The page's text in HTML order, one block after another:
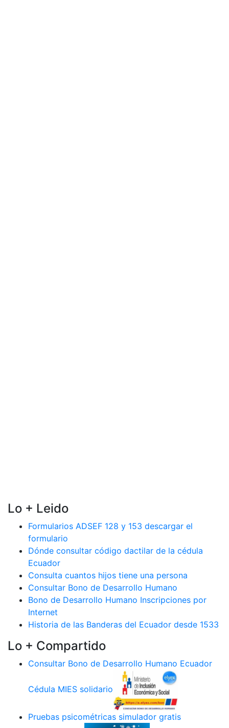
Lo + Leido
Formularios ADSEF 128 y 153 descargar el
formulario
Dónde consultar código dactilar de la cédula
Ecuador
Consulta cuantos hijos tiene una persona
Consultar Bono de Desarrollo Humano
Bono de Desarrollo Humano Inscripciones por
Internet
Historia de las Banderas del Ecuador desde 1533
Lo + Compartido
Consultar Bono de Desarrollo Humano Ecuador
Cédula MIES solidario
Pruebas psicométricas simulador gratis